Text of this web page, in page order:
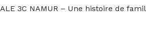
3C NAMUR – Une histoire de